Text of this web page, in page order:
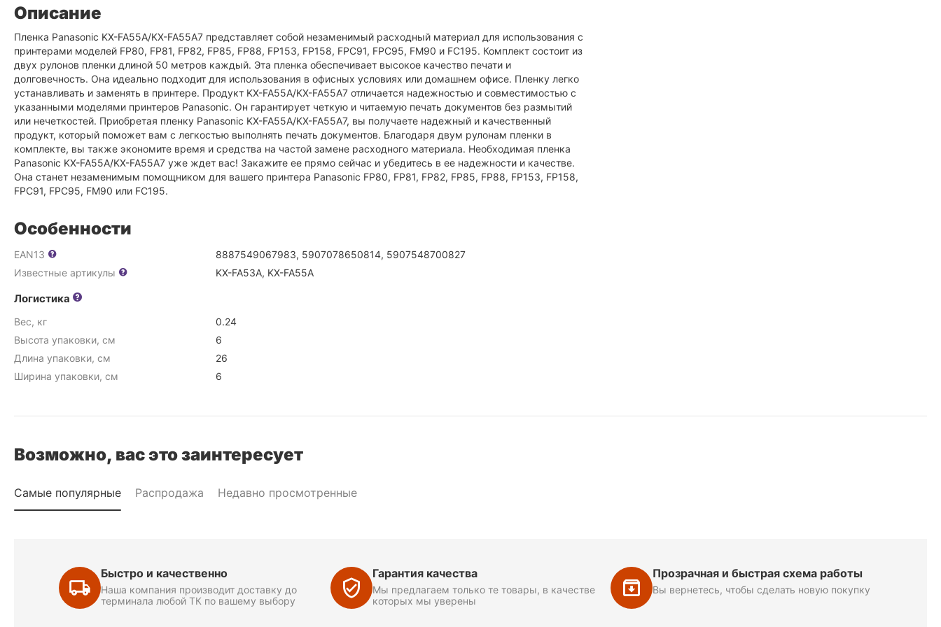
Описание
Пленка Panasonic KX-FA55A/KX-FA55A7 представляет собой незаменимый расходный материал для использования с
принтерами моделей FP80, FP81, FP82, FP85, FP88, FP153, FP158, FPC91, FPC95, FM90 и FC195. Комплект состоит из
двух рулонов пленки длиной 50 метров каждый. Эта пленка обеспечивает высокое качество печати и
долговечность. Она идеально подходит для использования в офисных условиях или домашнем офисе. Пленку легко
устанавливать и заменять в принтере. Продукт KX-FA55A/KX-FA55A7 отличается надежностью и совместимостью с
указанными моделями принтеров Panasonic. Он гарантирует четкую и читаемую печать документов без размытий
или нечеткостей. Приобретая пленку Panasonic KX-FA55A/KX-FA55A7, вы получаете надежный и качественный
продукт, который поможет вам с легкостью выполнять печать документов. Благодаря двум рулонам пленки в
комплекте, вы также экономите время и средства на частой замене расходного материала. Необходимая пленка
Panasonic KX-FA55A/KX-FA55A7 уже ждет вас! Закажите ее прямо сейчас и убедитесь в ее надежности и качестве.
Она станет незаменимым помощником для вашего принтера Panasonic FP80, FP81, FP82, FP85, FP88, FP153, FP158,
FPC91, FPC95, FM90 или FC195.
Особенности
EAN13
8887549067983, 5907078650814, 5907548700827
Известные артикулы
KX-FA53A, KX-FA55A
Логистика
Вес, кг
0.24
Высота упаковки, см
6
Длина упаковки, см
26
Ширина упаковки, см
6
Возможно, вас это заинтересует
Самые популярные Распродажа Недавно просмотренные
Быстро и качественно
Наша компания производит доставку до
терминала любой ТК по вашему выбору
Гарантия качества
Мы предлагаем только те товары, в качестве
которых мы уверены
Прозрачная и быстрая схема работы
Вы вернетесь, чтобы сделать новую покупку